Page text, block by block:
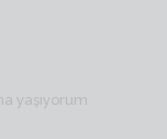
yaşıyorum